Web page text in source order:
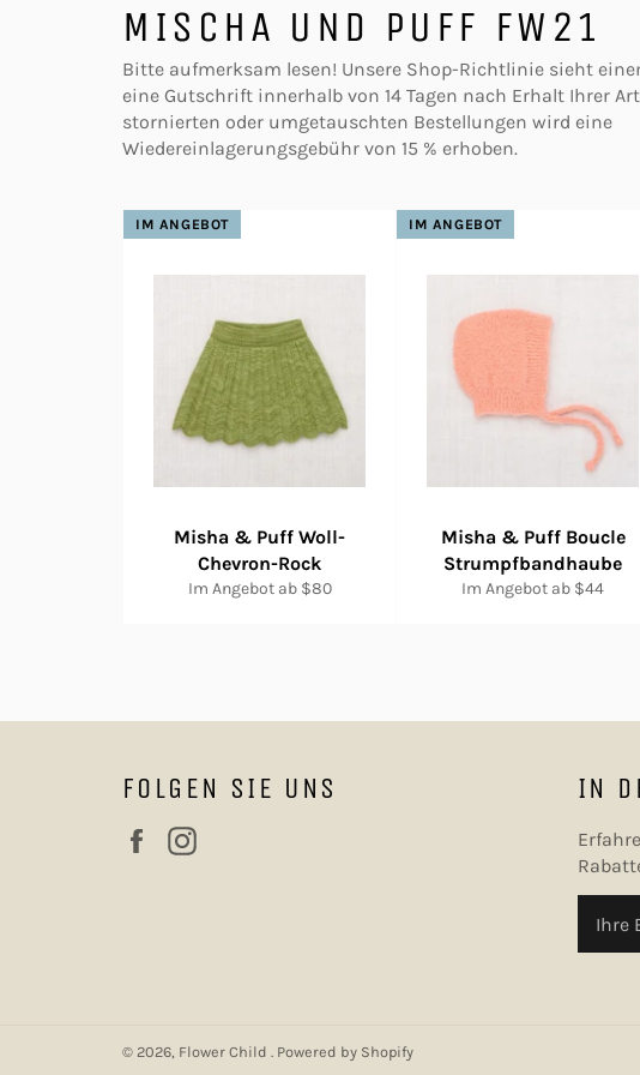
MISCHA UND PUFF FW21
Bitte aufmerksam lesen! Unsere Shop-Richtlinie sieht
eine Gutschrift innerhalb von 14 Tagen nach Erhalt Ihrer
stornierten oder umgetauschten Bestellungen wird eine
Wiedereinlagerungsgebühr von 15 % erhoben.
Misha & Puff Woll-
Chevron-Rock
Im Angebot ab $80
IM ANGEBOT
Misha & Puff Boucle
Strumpfbandhaube
Im Angebot ab $44
IM ANGEBOT
FOLGEN SIE UNS
Facebook
IN
© 2026, Flower Child . Powered by Shopify